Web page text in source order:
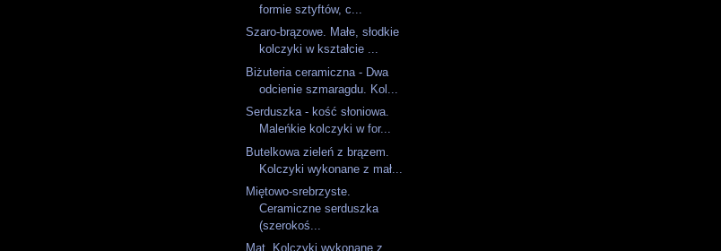
formie sztyftów, c...
Szaro-brązowe. Małe, słodkie
kolczyki w kształcie ...
Biżuteria ceramiczna - Dwa
odcienie szmaragdu. Kol...
Serduszka - kość słoniowa.
Maleńkie kolczyki w for...
Butelkowa zieleń z brązem.
Kolczyki wykonane z mał...
Miętowo-srebrzyste.
Ceramiczne serduszka
(szerokoś...
Mat. Kolczyki wykonane z